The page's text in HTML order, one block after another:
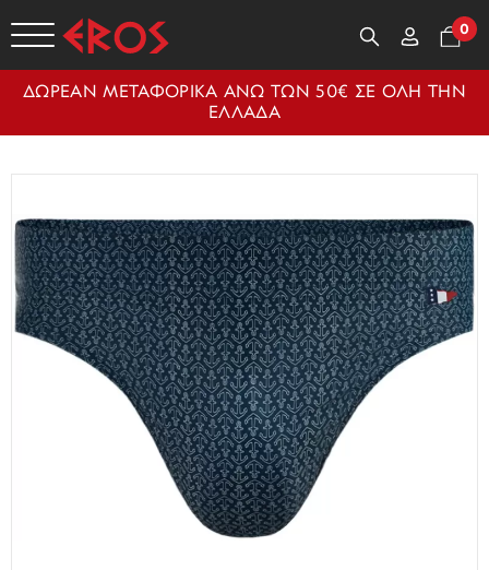
0
ΔΩΡΕΑΝ ΜΕΤΑΦΟΡΙΚΑ ΑΝΩ ΤΩΝ 50€ ΣΕ ΟΛΗ ΤΗΝ
ΕΛΛΑΔΑ